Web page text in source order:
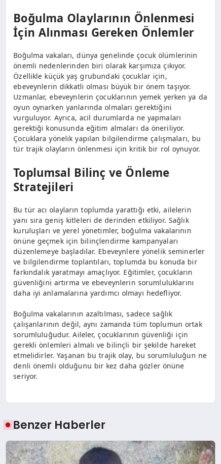
Boğulma Olaylarının Önlenmesi
İçin Alınması Gereken Önlemler
Boğulma vakaları, dünya genelinde çocuk ölümlerinin
önemli nedenlerinden biri olarak karşımıza çıkıyor.
Özellikle küçük yaş grubundaki çocuklar için,
ebeveynlerin dikkatli olması büyük bir önem taşıyor.
Uzmanlar, ebeveynlerin çocuklarının yemek yerken ya da
oyun oynarken yanlarında olmaları gerektiğini
vurguluyor. Ayrıca, acil durumlarda ne yapmaları
gerektiği konusunda eğitim almaları da öneriliyor.
Çocuklara yönelik yapılan bilgilendirme çalışmaları, bu
tür trajik olayların önlenmesi için kritik bir rol oynuyor.
Toplumsal Bilinç ve Önleme
Stratejileri
Bu tür acı olayların toplumda yarattığı etki, ailelerin
yanı sıra geniş kitleleri de derinden etkiliyor. Sağlık
kuruluşları ve yerel yönetimler, boğulma vakalarının
önüne geçmek için bilinçlendirme kampanyaları
düzenlemeye başladılar. Ebeveynlere yönelik seminerler
ve bilgilendirme toplantıları, toplumda bu konuda bir
farkındalık yaratmayı amaçlıyor. Eğitimler, çocukların
güvenliğini artırma ve ebeveynlerin sorumluluklarını
daha iyi anlamalarına yardımcı olmayı hedefliyor.
Boğulma vakalarının azaltılması, sadece sağlık
çalışanlarının değil, aynı zamanda tüm toplumun ortak
sorumluluğudur. Aileler, çocuklarının güvenliği için
gerekli önlemleri almalı ve bilinçli bir şekilde hareket
etmelidirler. Yaşanan bu trajik olay, bu sorumluluğun ne
denli önemli olduğunu bir kez daha gözler önüne
seriyor.
Benzer Haberler